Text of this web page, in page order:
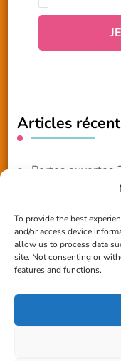
To provide the best
and/or access device
allow us to process data
site. Not consenting or
features and functions.
Articles
Portes ouvertes
Reportage TV
Construction en
Chantier